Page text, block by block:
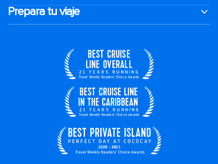
Prepara tu viaje